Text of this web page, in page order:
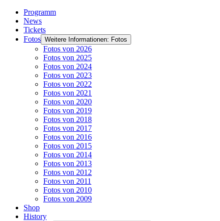
Programm
News
Tickets
Fotos Weitere Informationen: Fotos
Fotos von 2026
Fotos von 2025
Fotos von 2024
Fotos von 2023
Fotos von 2022
Fotos von 2021
Fotos von 2020
Fotos von 2019
Fotos von 2018
Fotos von 2017
Fotos von 2016
Fotos von 2015
Fotos von 2014
Fotos von 2013
Fotos von 2012
Fotos von 2011
Fotos von 2010
Fotos von 2009
Shop
History